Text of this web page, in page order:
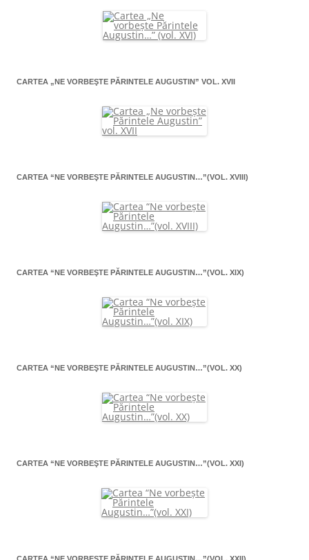
CARTEA „NE VORBEŞTE PĂRINTELE AUGUSTIN” VOL. XVII
CARTEA “NE VORBEŞTE PĂRINTELE AUGUSTIN…”(VOL. XVIII)
CARTEA “NE VORBEŞTE PĂRINTELE AUGUSTIN…”(VOL. XIX)
CARTEA “NE VORBEŞTE PĂRINTELE AUGUSTIN…”(VOL. XX)
CARTEA “NE VORBEŞTE PĂRINTELE AUGUSTIN…”(VOL. XXI)